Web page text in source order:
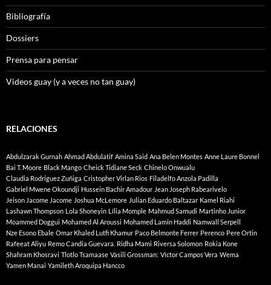
Bibliografía
Dossiers
Prensa para pensar
Videos guay (y a veces no tan guay)
RELACIONES
Abdulzarak Gurnah Ahmad Abdulatif Amina Said Ana Belen Montes Anne Laure Bonnel
Bai T. Moore Black Mango Cheick Tidiane Seck Chinelo Onwualu
Claudia Rodriguez Zuñiga Cristopher Virlan Rios Filadelfo Anzola Padilla
Gabriel Mwene Okoundji Hussein Bachir Amadour Jean Joseph Rabearivelo
Jeison Jacome Jacome Joshua McLemore Julian Eduardo Baltazar Kamel Riahi
Lashawn Thompson Lola Shoneyin Lília Momple Mahmud Samudi Martinho Junior
Moammed Doggui Mohamed Al Aroussi Mohamed Lamin Haddi Namwall Serpell
Nze Esono Ebale Omar Khaled Lutfi Khamur Paco Belmonte Ferrer Perenco Pere Ortin
Rafeeat Aliyu Remo Candia Guevara. Ridha Mami Riversa Solomon Rokia Kone
Shahram Khosravi Tlotlo Tsamaase Vasili Grossman: Víctor Campos Vera Wema
Yamen Manai Yamileth Aroquipa Hancco